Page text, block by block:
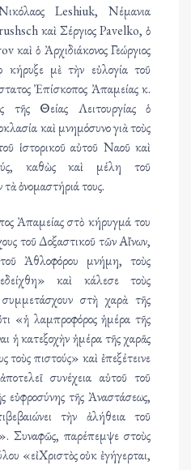
Leshiuk, Νέμανια
καὶ Σέργιος Pavelko, ὁ
ὁ Ἀρχιδιάκονος Γεώργιος
μὲ τὴν εὐλογία τοῦ
Ἐπίσκοπος Ἀπαμείας κ.
τῆς Θείας Λειτουργίας ὁ
καὶ μνημόσυνο γιὰ τοὺς
ἱστορικοῦ αὐτοῦ Ναοῦ καὶ
καθὼς καὶ μέλη τοῦ
ὀνομαστήριά τους.
Ἀπαμείας στὸ κήρυγμά του
τοῦ Δοξαστικοῦ τῶν Αἴνων,
Ἀθλοφόρου μνήμη, τοὺς
καὶ κάλεσε τοὺς
συμμετάσχουν στὴ χαρὰ τῆς
«ἡ λαμπροφόρος ἡμέρα τῆς
ἡ κατεξοχὴν ἡμέρα τῆς χαρᾶς
τοὺς πιστούς» καὶ ἐπεξέτεινε
συνέχεια αὐτοῦ τοῦ
εὐφροσύνης τῆς Ἀναστάσεως,
τὴν ἀλήθεια τοῦ
Συναφῶς, παρέπεμψε στοὺς
«εἰ Χριστὸς οὐκ ἐγήγερται,